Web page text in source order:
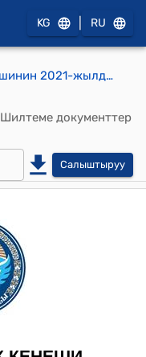
KG RU
Гүлчө айылдык кеңешинин 2021-жылдын 31-мартындагы № 54/1 "Кыргыз Республикасынын мамлекеттик улуттук коопсуздук комитетинин Алай райондук бөлүмчөсүнүн башчысы Э.С. Мамытовдун Гүлчө айылынын А.Уметалиев көчөсүндө жайгашкан айыл өкмөтүнүн муниципалдык менчигинде турган курулушу бүтпөй калган имараттардын бир бөлүгүн жер тилкеси менен административдик имарат катары пайдалануу максатында УКМКанын Алай райондук бөлүмчөсүнө өткөрүп берүү боюнча 30.03.2021-жылдагы чыгыш №03/330 билдирүү каты жөнүндө" токтому
Шилтеме документтер
Салыштыруу